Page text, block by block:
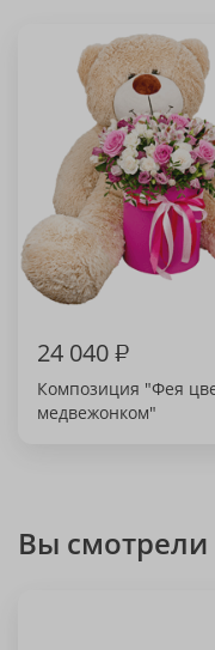
24 040₽
Композиция "Фея
медвежонком"
Вы смотрели